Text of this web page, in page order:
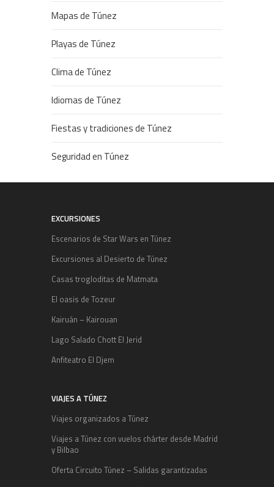
Mapas de Túnez
Playas de Túnez
Clima de Túnez
Idiomas de Túnez
Fiestas y tradiciones de Túnez
Seguridad en Túnez
EXCURSIONES
Escenarios de Star Wars en Túnez
Excursiones al Desierto de Túnez
Casas trogloditas de Matmata
El oasis de Tozeur
Kairuán – Kairouan
Lago Salado Chott El Jerid
Anfiteatro El Djem
VIAJES A TÚNEZ
Viajes organizados a Túnez
Viajes a Túnez con vuelos chárter desde Madrid
y Bilbao
Oferta Circuito Túnez – Salidas garantizadas